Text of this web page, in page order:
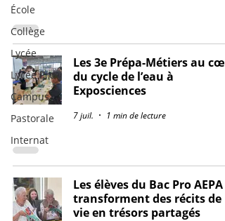
École
Collège
Lycée
Lycée Pro
Campus
Pastorale
Internat
Les 3e Prépa-Métiers au
du cycle de l’eau à
Exposciences
7 juil. 1 min de lecture
Les élèves du Bac Pro AEPA
transforment des récits de
vie en trésors partagés